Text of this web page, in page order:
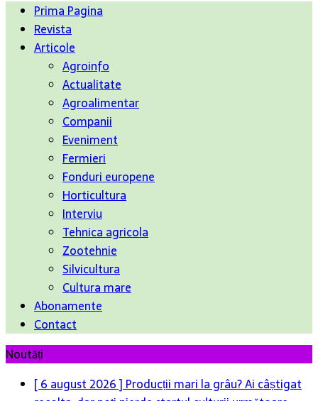
Prima Pagina
Revista
Articole
Agroinfo
Actualitate
Agroalimentar
Companii
Eveniment
Fermieri
Fonduri europene
Horticultura
Interviu
Tehnica agricola
Zootehnie
Silvicultura
Cultura mare
Abonamente
Contact
Noutăți
[ 6 august 2026 ] Producții mari la grâu? Ai câștigat